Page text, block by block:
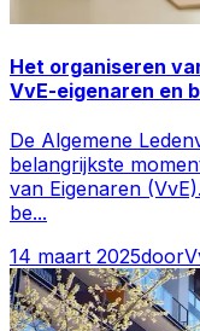
Het organiseren
VvE-eigenaren en
De Algemene
belangrijkste
van Eigenaren
be...
14 maart 2025door